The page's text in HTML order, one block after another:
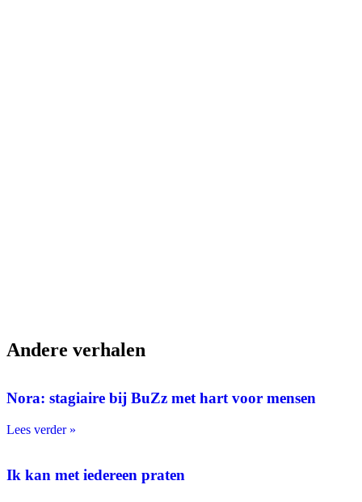
Andere verhalen
Nora: stagiaire bij BuZz met hart voor mensen
Lees verder »
Ik kan met iedereen praten